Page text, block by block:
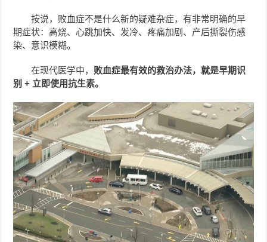
按说，败血症不是什么新的疑难杂症，有非常明确的早
期症状：高烧、心跳加快、发冷、疼痛加剧、产后撕裂伤感
染、意识模糊。
在现代医学中， 败血症最有效的救治办法，就是早期识
别 + 立即使用抗生素。